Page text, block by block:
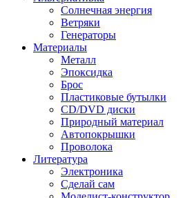
Солнечная энергия
Ветряки
Генераторы
Материалы
Металл
Эпоксидка
Брос
Пластиковые бутылки
CD/DVD диски
Природный материал
Автопокрышки
Проволока
Литература
Электроника
Сделай сам